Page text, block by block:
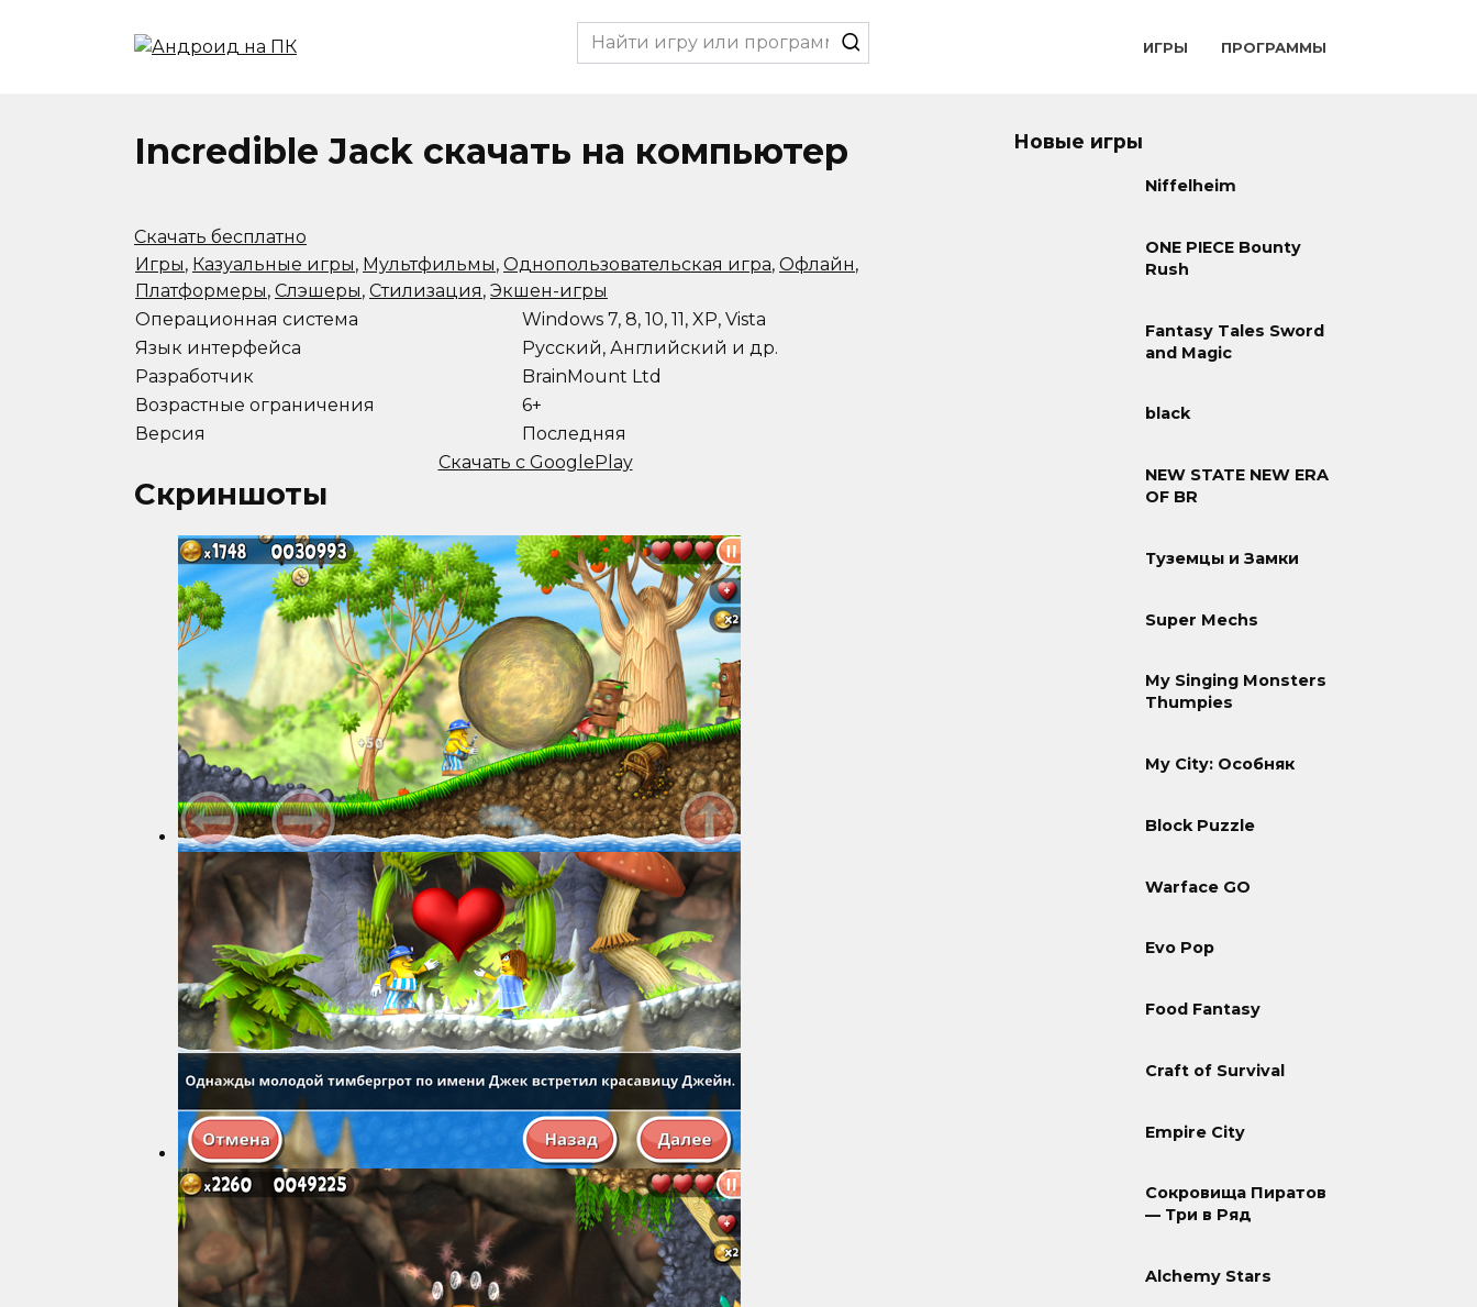
Search
for:
ИГРЫ ПРОГРАММЫ
Incredible Jack скачать на компьютер
Скачать бесплатно
Игры, Казуальные игры, Мультфильмы, Однопользовательская игра, Офлайн,
Платформеры, Слэшеры, Стилизация, Экшен-игры
Операционная система
Windows 7, 8, 10, 11, XP, Vista
Язык интерфейса
Русский, Английский и др.
Разработчик
BrainMount Ltd
Возрастные ограничения
6+
Версия
Последняя
Скачать с GooglePlay
Скриншоты
Новые игры
Niffelheim
ONE PIECE Bounty
Rush
Fantasy Tales Sword
and Magic
black
NEW STATE NEW ERA
OF BR
Туземцы и Замки
Super Mechs
My Singing Monsters
Thumpies
My City: Особняк
Block Puzzle
Warface GO
Evo Pop
Food Fantasy
Craft of Survival
Empire City
Сокровища Пиратов
— Три в Ряд
Alchemy Stars